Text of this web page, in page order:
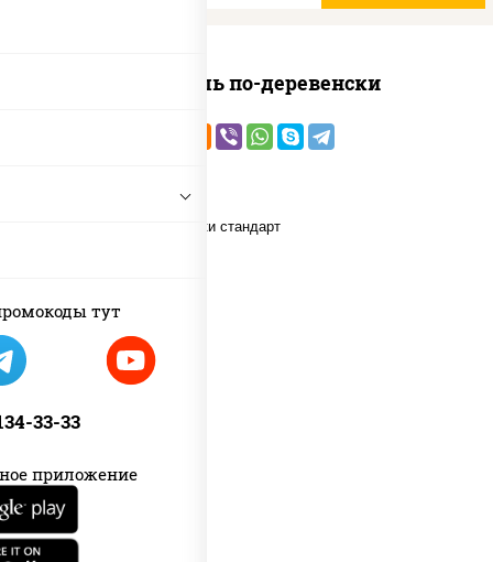
тут
33-33
приложение
Картофель по-деревенски
дольки картофеля